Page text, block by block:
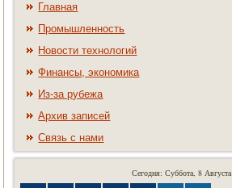
Главная
Промышленность
Новости технологий
Финансы, экономика
Из-за рубежа
Архив записей
Связь с нами
Сегодня: Суббота, 8 Августа